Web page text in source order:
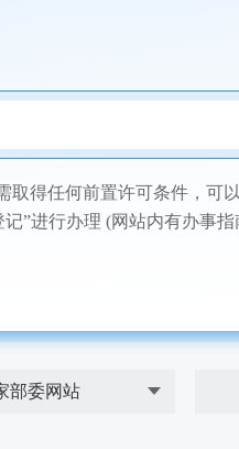
何前置许可条件，可以
”进行办理 (网站内有办事
部委网站